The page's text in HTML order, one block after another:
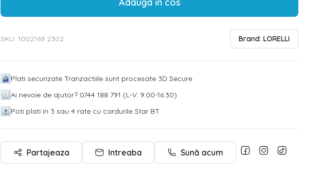
SKU: 1002169 2302 Brand: LORELLI
Plati securizate Tranzactiile sunt procesate 3D Secure
Ai nevoie de ajutor? 0744 188 791 (L-V: 9:00-16:30)
Poti plati in 3 sau 4 rate cu cardurile Star BT
Partajeaza Intreaba Sună acum